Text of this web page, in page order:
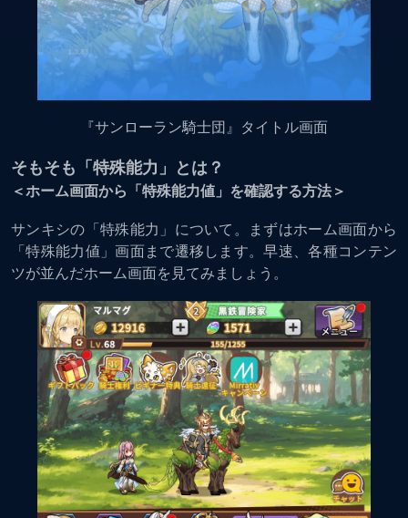
『サンローラン騎士団』タイトル画面
そもそも「特殊能力」とは？
＜ホーム画面から「特殊能力値」を確認する方法＞
サンキシの「特殊能力」について。まずはホーム画面から
「特殊能力値」画面まで遷移します。早速、各種コンテン
ツが並んだホーム画面を見てみましょう。